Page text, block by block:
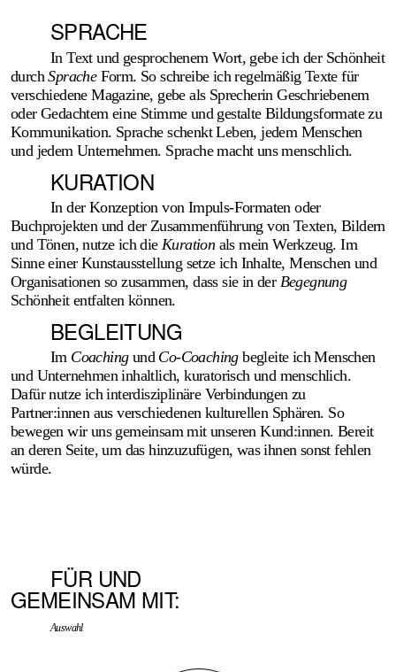
SPRACHE
In Text und gesprochenem Wort, gebe ich der Schön­heit
durchSpracheForm. So schreibe ich regel­mäßig Texte für
verschie­dene Magazine, gebe als Sprecherin Geschrie­benem
oder Gedachtem eine Stimme und gestalte Bildungs­formate zu
Kommunikation. Sprache schenkt Leben, jedem Menschen
und jedem Unter­nehmen. Sprache macht uns menschlich.
KURATION
In der Konzeption von Impuls-Formaten oder
Buchprojekten und der Zusammen­führung von Texten, Bildern
und Tönen, nutze ich die Kuration als mein Werk­zeug. Im
Sinne einer Kunst­ausstellung setze ich Inhalte, Menschen und
Organisationen so zusammen, dass sie in der Begegnung
Schönheit entfalten können.
BEGLEITUNG
Im Coachingund Co-Coachingbegleite ich Menschen
und Unter­nehmen inhaltlich, kuratorisch und menschlich.
Dafür nutze ich inter­disziplinäre Verbin­dungen zu
Partner:innen aus verschie­denen kulturellen Sphären. So
bewegen wir uns gemein­sam mit unseren Kund:innen. Bereit
an deren Seite, um das hinzu­zufügen, was ihnen sonst fehlen
würde.
FÜR UND
GEMEINSAM MIT:
Auswahl